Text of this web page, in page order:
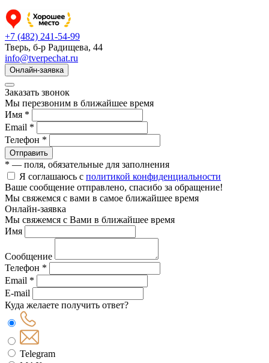
+7 (482) 241-54-99
Тверь, б-р Радищева, 44
info@tverpechat.ru
Онлайн-заявка
Заказать звонок
Мы перезвоним в ближайшее время
Имя *
Email *
Телефон *
Отправить
* — поля, обязательные для заполнения
Я соглашаюсь с политикой конфиденциальности
Ваше сообщение отправлено, спасибо за обращение!
Мы свяжемся с вами в самое ближайшее время
Онлайн-заявка
Мы свяжемся с Вами в ближайшее время
Имя
Сообщение
Телефон *
Email *
E-mail
Куда желаете получить ответ?
Telegram